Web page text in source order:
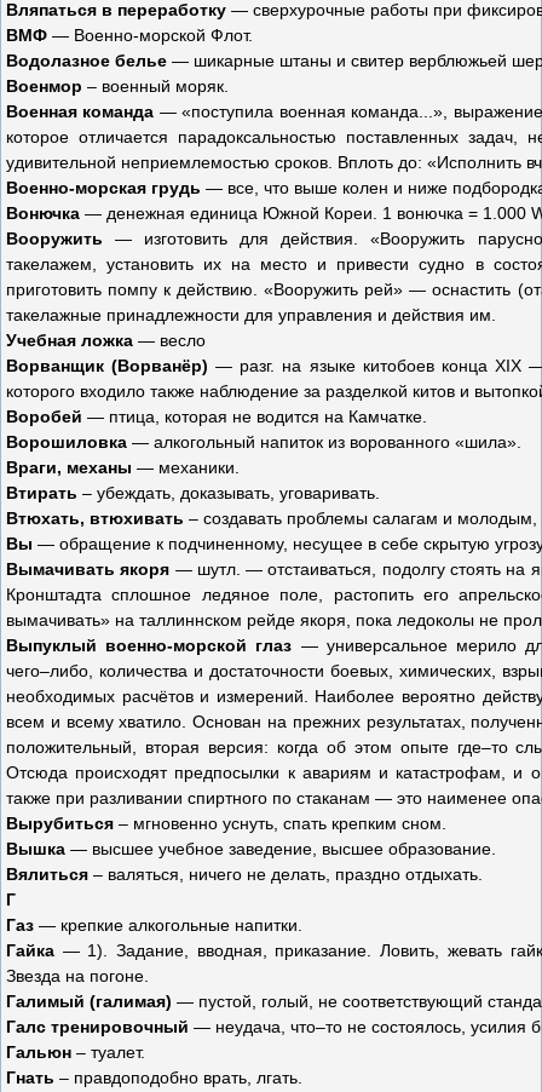
Вляпаться в переработку — сверхурочные работы при
ВМФ — Военно-морской Флот.
Водолазное белье — шикарные штаны и свитер верблюжьей
Военмор – военный моряк.
Военная команда — «поступила военная команда...»,
которое отличается парадоксальностью поставленных
удивительной неприемлемостью сроков. Вплоть до: «Исполнить
Военно-морская грудь — все, что выше колен и ниже
Вонючка — денежная единица Южной Кореи. 1 вонючка = 1.000
Вооружить — изготовить для действия. «Вооружить
такелажем, установить их на место и привести судно в
приготовить помпу к действию. «Вооружить рей» — оснастить
такелажные принадлежности для управления и действия им.
Учебная ложка — весло
Ворванщик (Ворванёр) — разг. на языке китобоев конца XIX
которого входило также наблюдение за разделкой китов и
Воробей — птица, которая не водится на Камчатке.
Ворошиловка — алкогольный напиток из ворованного «шила».
Враги, механы — механики.
Втирать – убеждать, доказывать, уговаривать.
Втюхать, втюхивать – создавать проблемы салагам и молодым,
Вы — обращение к подчиненному, несущее в себе скрытую
Вымачивать якоря — шутл. — отстаиваться, подолгу стоять на
Кронштадта сплошное ледяное поле, растопить его
вымачивать» на таллиннском рейде якоря, пока ледоколы не
Выпуклый военно-морской глаз — универсальное мерило
чего–либо, количества и достаточности боевых, химических,
необходимых расчётов и измерений. Наиболее вероятно
всем и всему хватило. Основан на прежних результатах,
положительный, вторая версия: когда об этом опыте где–то
Отсюда происходят предпосылки к авариям и катастрофам,
также при разливании спиртного по стаканам — это наименее
Вырубиться – мгновенно уснуть, спать крепким сном.
Вышка — высшее учебное заведение, высшее образование.
Вялиться – валяться, ничего не делать, праздно отдыхать.
Г
Газ — крепкие алкогольные напитки.
Гайка — 1). Задание, вводная, приказание. Ловить, жевать
Звезда на погоне.
Галимый (галимая) — пустой, голый, не соответствующий
Галс тренировочный — неудача, что–то не состоялось, усилия
Гальюн – туалет.
Гнать – правдоподобно врать, лгать.